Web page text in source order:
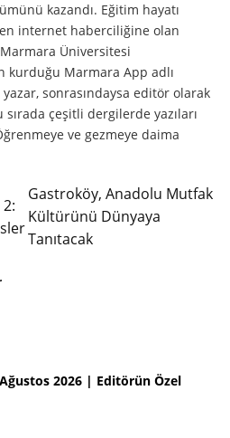
kazandı. Eğitim hayatı
internet haberciliğine olan
Üniversitesi
kurduğu Marmara App adlı
sonrasındaysa editör olarak
sırada çeşitli dergilerde yazıları
ve gezmeye daima
Gastroköy, Anadolu Mutfak
Kültürünü Dünyaya
Tanıtacak
2026 | Editörün Özel